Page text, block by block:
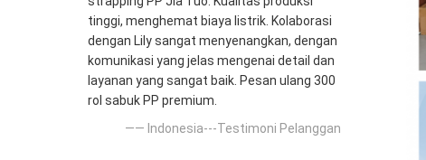
tinggi, menghemat biaya listrik. Kolaborasi
dengan Lily sangat menyenangkan, dengan
komunikasi yang jelas mengenai detail dan
layanan yang sangat baik. Pesan ulang 300
rol sabuk PP premium.
—— Indonesia---Testimoni Pelanggan